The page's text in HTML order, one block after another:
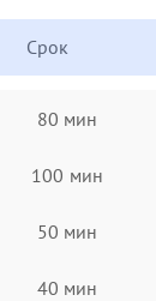
Срок
80 мин
100 мин
50 мин
40 мин